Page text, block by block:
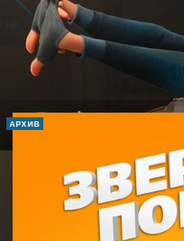
АРХИВ